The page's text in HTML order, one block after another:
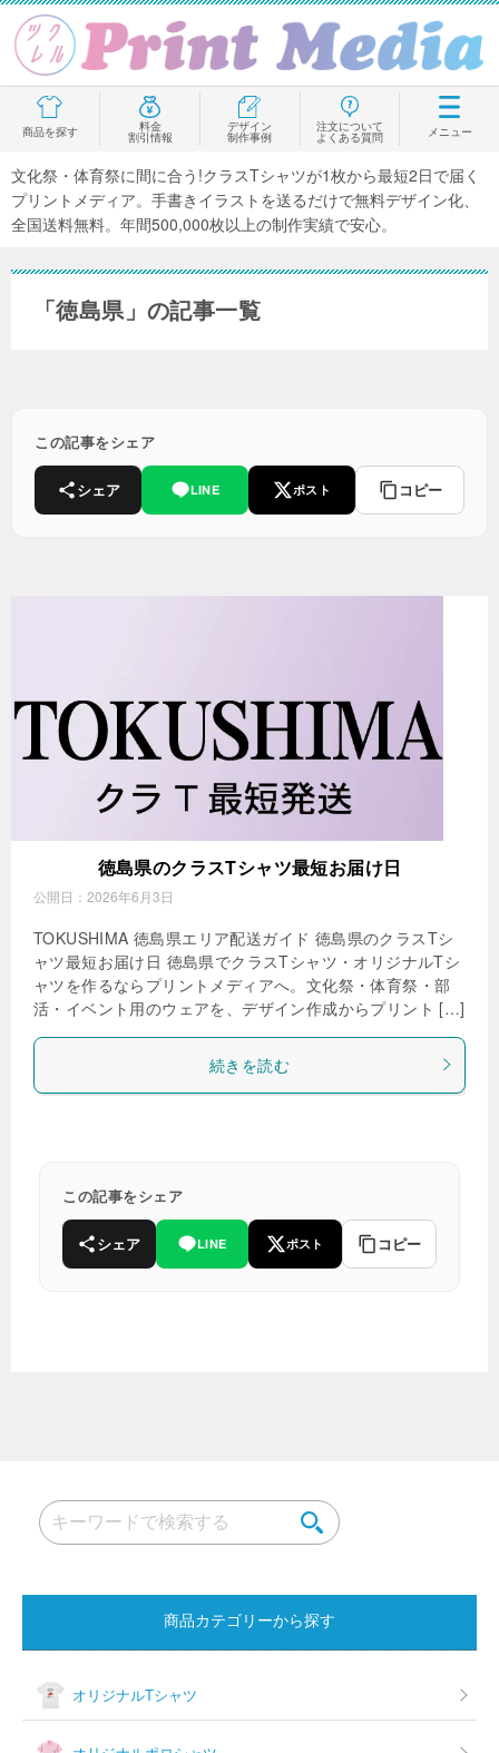
商品を探す 料金
割引情報
デザイン
制作事例
注文について
よくある質問 メニュー
文化祭・体育祭に間に合う!クラスTシャツが1枚から最短2日で届く
プリントメディア。手書きイラストを送るだけで無料デザイン化、
全国送料無料。年間500,000枚以上の制作実績で安心。
「徳島県」の記事一覧
この記事をシェア
シェア LINE ポスト コピー
徳島県のクラスTシャツ最短お届け日
公開日： 2026年6月3日
TOKUSHIMA 徳島県エリア配送ガイド 徳島県のクラスTシ
ャツ最短お届け日 徳島県でクラスTシャツ・オリジナルTシ
ャツを作るならプリントメディアへ。文化祭・体育祭・部
活・イベント用のウェアを、デザイン作成からプリント […]
続きを読む
この記事をシェア
シェア LINE ポスト コピー
商品カテゴリーから探す
オリジナルTシャツ